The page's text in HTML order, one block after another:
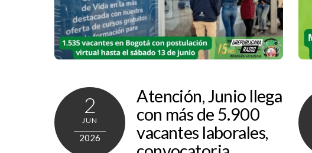
2
JUN
2026
Atención, Junio llega
con más de 5.900
vacantes laborales,